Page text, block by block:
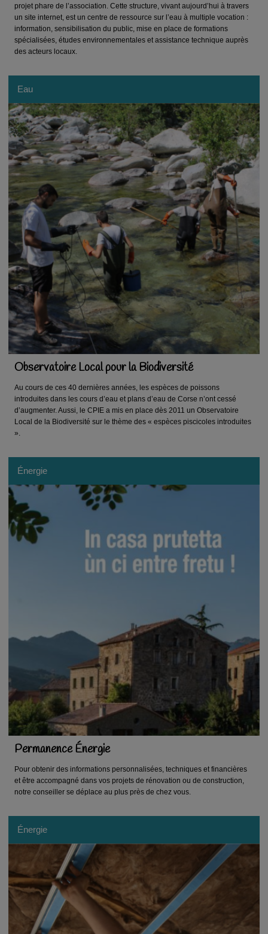
projet phare de l’association. Cette structure, vivant aujourd’hui à travers
un site internet, est un centre de ressource sur l’eau à multiple vocation :
information, sensibilisation du public, mise en place de formations
spécialisées, études environnementales et assistance technique auprès
des acteurs locaux.
Eau
Observatoire Local pour la Biodiversité
Au cours de ces 40 dernières années, les espèces de poissons
introduites dans les cours d’eau et plans d’eau de Corse n’ont cessé
d’augmenter. Aussi, le CPIE a mis en place dès 2011 un Observatoire
Local de la Biodiversité sur le thème des « espèces piscicoles introduites
».
Énergie
Permanence Énergie
Pour obtenir des informations personnalisées, techniques et financières
et être accompagné dans vos projets de rénovation ou de construction,
notre conseiller se déplace au plus près de chez vous.
Énergie